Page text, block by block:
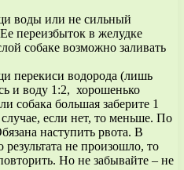
воды или не сильный
переизбыток в желудке
собаке возможно заливать
перекиси водорода (лишь
и воду 1:2, хорошенько
собака большая заберите 1
если нет, то меньше. По
наступить рвота. В
не произошло, то
Но не забывайте – не